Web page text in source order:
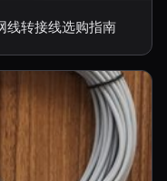
线转接线选购指南